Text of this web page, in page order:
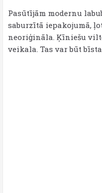
Pasūtījām modernu
saburzītā iepakojumā,
neoriģināla. Ķīniešu
veikala. Tas var būt